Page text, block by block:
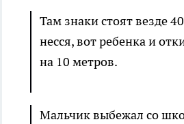
Там знаки стоят везде
несся, вот ребенка и
на 10 метров.
Мальчик выбежал со